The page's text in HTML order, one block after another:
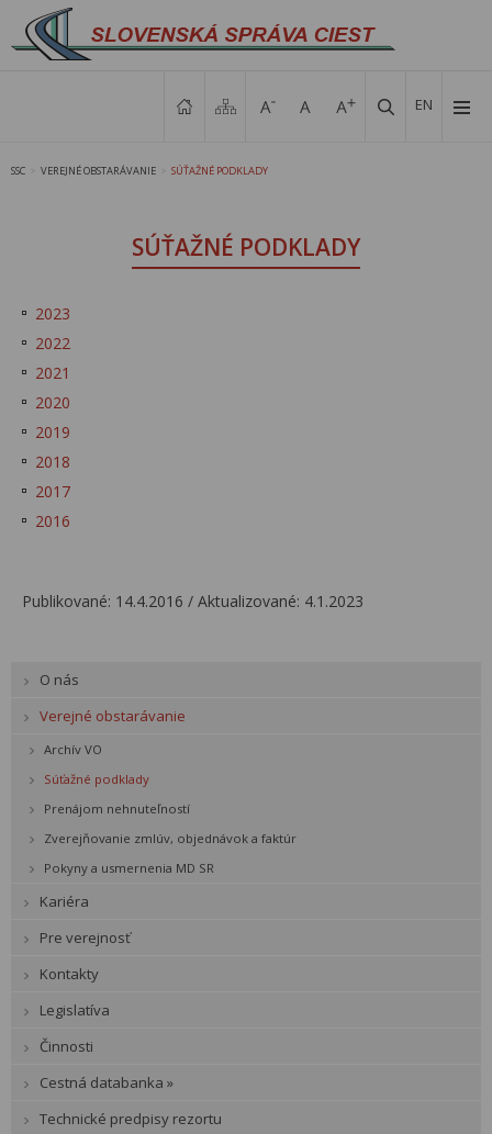
EN
SSC VEREJNÉ OBSTARÁVANIE SÚŤAŽNÉ PODKLADY
SÚŤAŽNÉ PODKLADY
2023
2022
2021
2020
2019
2018
2017
2016
Publikované: 14.4.2016 / Aktualizované: 4.1.2023
O nás
Verejné obstarávanie
Archív VO
Súťažné podklady
Prenájom nehnuteľností
Zverejňovanie zmlúv, objednávok a faktúr
Pokyny a usmernenia MD SR
Kariéra
Pre verejnosť
Kontakty
Legislatíva
Činnosti
Cestná databanka »
Technické predpisy rezortu